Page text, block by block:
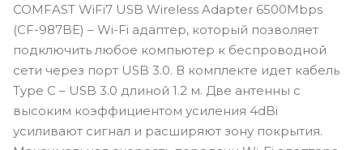
COMFAST WiFi7 USB Wireless Adapter 6500Mbps
(CF-987BE) – Wi-Fi адаптер, который позволяет
подключить любое компьютер к беспроводной
сети через порт USB 3.0. В комплекте идет кабель
Type C – USB 3.0 длиной 1.2 м. Две антенны с
высоким коэффициентом усиления 4dBi
усиливают сигнал и расширяют зону покрытия.